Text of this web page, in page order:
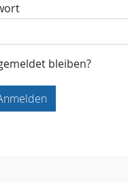
bleiben?